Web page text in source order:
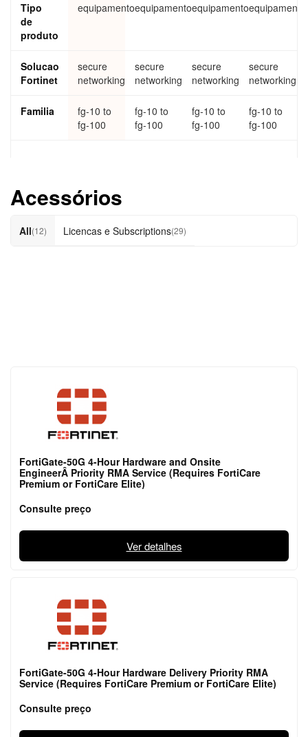
Tipo
de
produto
equipamentoequipamentoequipamentoequipamento
Solucao
Fortinet
secure
networking
secure
networking
secure
networking
secure
networking
Familia
fg-10 to
fg-100
fg-10 to
fg-100
fg-10 to
fg-100
fg-10 to
fg-100
Acessórios
All(12) Licencas e Subscriptions(29)
FortiGate-50G 4-Hour Hardware and Onsite
EngineerÂ Priority RMA Service (Requires FortiCare
Premium or FortiCare Elite)
Consulte preço
Ver detalhes
FortiGate-50G 4-Hour Hardware Delivery Priority RMA
Service (Requires FortiCare Premium or FortiCare Elite)
Consulte preço